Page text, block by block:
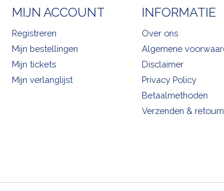
MIJN ACCOUNT
Registreren
Mijn bestellingen
Mijn tickets
Mijn verlanglijst
INFORMATIE
Over ons
Algemene
Disclaimer
Privacy Policy
Betaalmethoden
Verzenden &